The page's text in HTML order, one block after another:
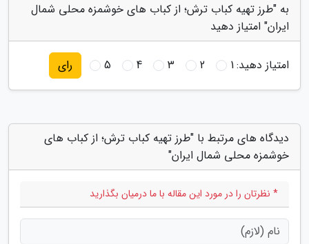
به "طرز تهیه کباب ترش؛ از کباب های خوشمزه محلی شمال
ایران" امتیاز دهید
امتیاز دهید:1
2
3
4
5 رای
دیدگاه های مرتبط با "طرز تهیه کباب ترش؛ از کباب های
خوشمزه محلی شمال ایران"
* نظرتان را در مورد این مقاله با ما درمیان بگذارید